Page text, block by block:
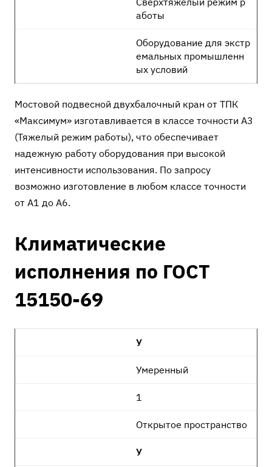
аботы
Оборудование для экстр
емальных промышленн
ых условий
Мостовой подвесной двухбалочный кран от ТПК
«Максимум» изготавливается в классе точности А3
(Тяжелый режим работы), что обеспечивает
надежную работу оборудования при высокой
интенсивности использования. По запросу
возможно изготовление в любом классе точности
от А1 до А6.
Климатические
исполнения по ГОСТ
15150-69
У
Умеренный
1
Открытое пространство
У